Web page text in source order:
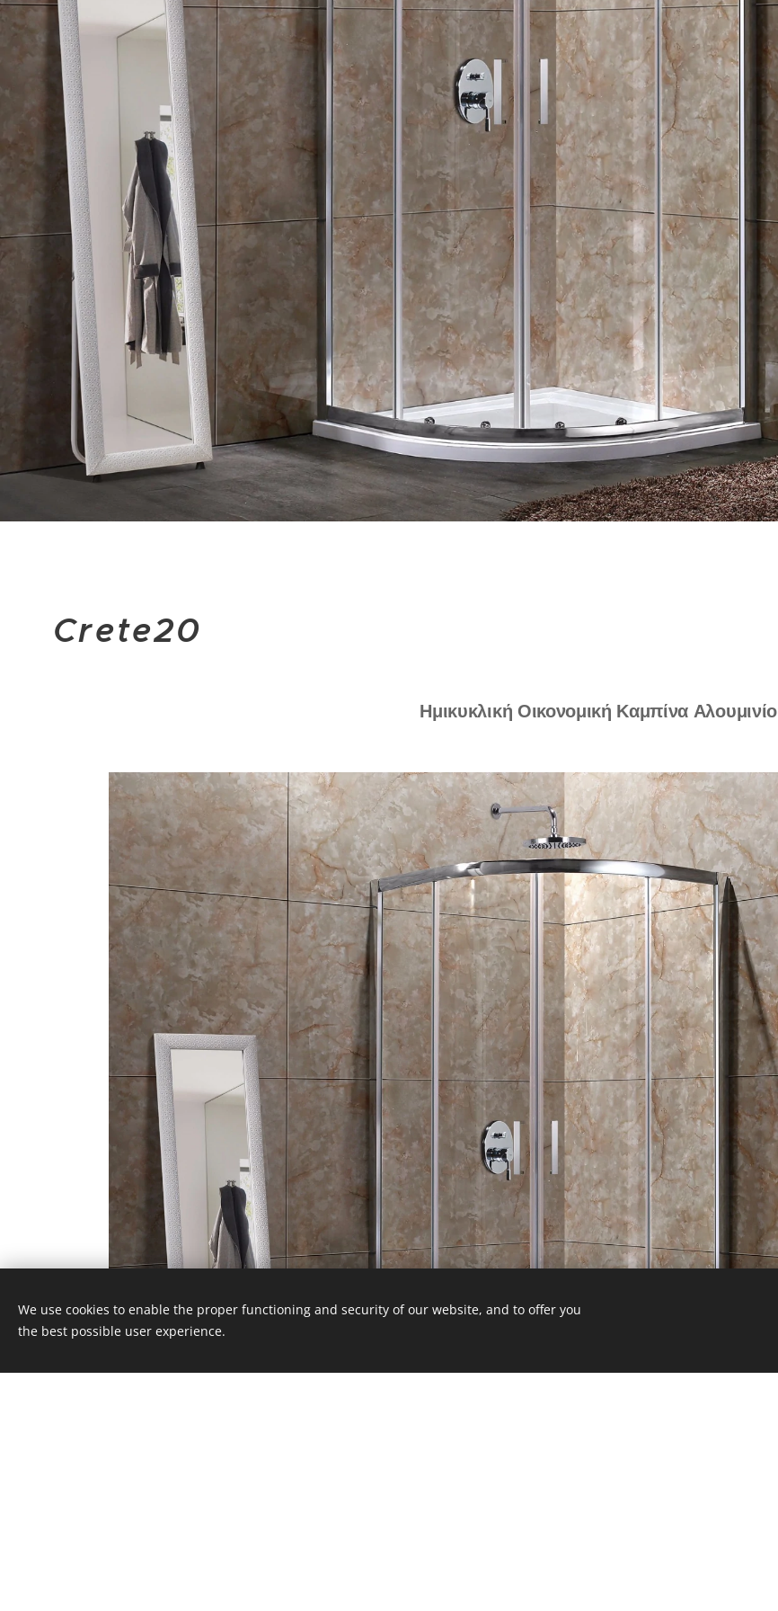
Crete20
Ημικυκλική Οικονομική Καμπίνα
We use cookies to enable the proper functioning and security of our website, and to offer you
the best possible user experience.